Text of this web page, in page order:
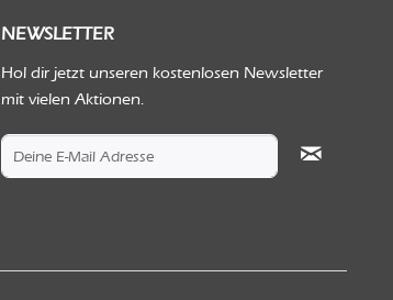
NEWSLETTER
Hol dir jetzt unseren kostenlosen Newsletter
mit vielen Aktionen.